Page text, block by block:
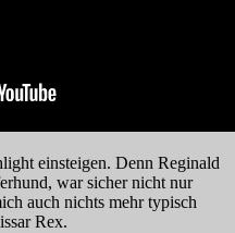
einsteigen. Denn Reginald
war sicher nicht nur
auch nichts mehr typisch
Rex.